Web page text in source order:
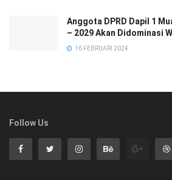
Anggota DPRD Dapil 1
– 2029 Akan Didominasi
16 FEBRUARI 2024
Follow Us